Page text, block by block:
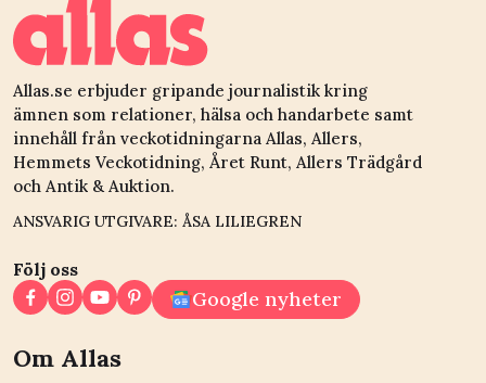
Allas.se erbjuder gripande journalistik kring
ämnen som relationer, hälsa och handarbete samt
innehåll från veckotidningarna Allas, Allers,
Hemmets Veckotidning, Året Runt, Allers Trädgård
och Antik & Auktion.
ANSVARIG UTGIVARE: ÅSA LILIEGREN
Följ oss
Google nyheter
Om Allas